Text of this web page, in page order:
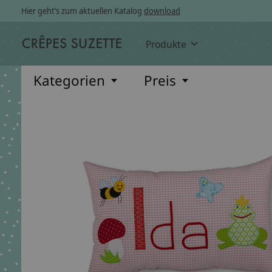
Hier geht’s zum aktuellen Katalog download
Produkte
Kategorien Preis